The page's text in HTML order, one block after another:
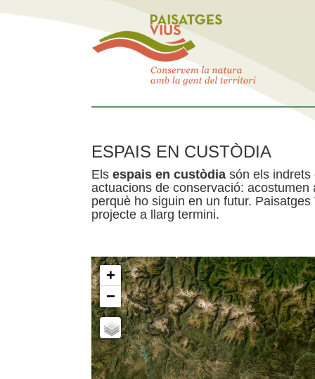
ESPAIS EN CUSTÒDIA
Els espais en custòdia són els indrets
actuacions de conservació:
perquè ho siguin en un futur.
projecte a llarg termini.
+
−